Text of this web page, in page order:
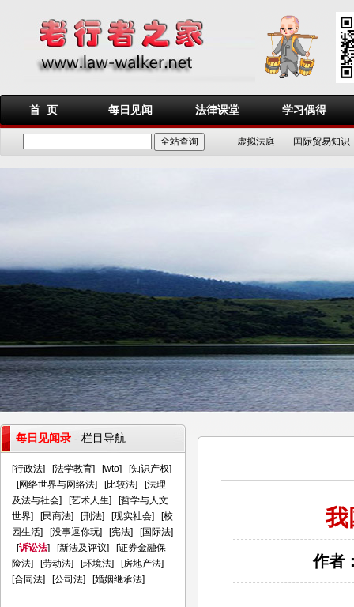
首 页 每日见闻 法律课堂 学习偶得
虚拟法庭 国际贸易知识
我
作者
每日见闻录 - 栏目导航
[行政法] [法学教育] [wto] [知识产权]
[网络世界与网络法] [比较法] [法理
及法与社会] [艺术人生] [哲学与人文
世界] [民商法] [刑法] [现实社会] [校
园生活] [没事逗你玩] [宪法] [国际法]
[诉讼法] [新法及评议] [证券金融保
险法] [劳动法] [环境法] [房地产法]
[合同法] [公司法] [婚姻继承法]